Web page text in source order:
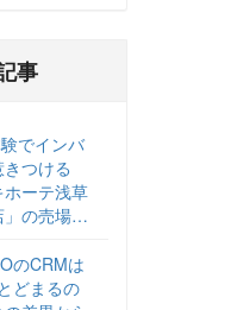
事
でインバ
きつける
ホーテ浅草
の売場づ
のCRMは
どまるの